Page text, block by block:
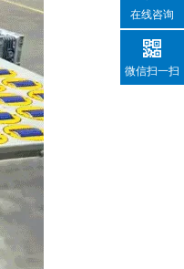
在线咨询
微信扫一扫